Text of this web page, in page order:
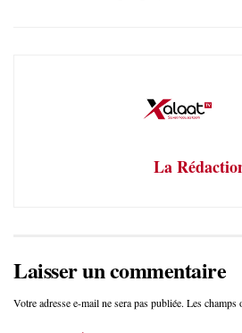
La
Laisser un commentaire
Votre adresse e-mail ne sera pas publiée. Les champs